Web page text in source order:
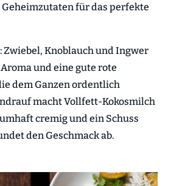
für das perfekte
Zwiebel, Knoblauch und Ingwer
und eine gute rote
dem Ganzen ordentlich
macht Vollfett-Kokosmilch
cremig und ein Schuss
den Geschmack ab.